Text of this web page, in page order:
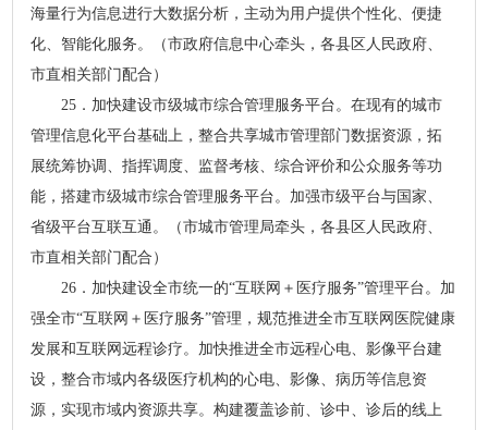
海量行为信息进行大数据分析，主动为用户提供个性化、便捷
化、智能化服务。（市政府信息中心牵头，各县区人民政府、
市直相关部门配合）
25．加快建设市级城市综合管理服务平台。在现有的城市
管理信息化平台基础上，整合共享城市管理部门数据资源，拓
展统筹协调、指挥调度、监督考核、综合评价和公众服务等功
能，搭建市级城市综合管理服务平台。加强市级平台与国家、
省级平台互联互通。（市城市管理局牵头，各县区人民政府、
市直相关部门配合）
26．加快建设全市统一的“互联网＋医疗服务”管理平台。加
强全市“互联网＋医疗服务”管理，规范推进全市互联网医院健康
发展和互联网远程诊疗。加快推进全市远程心电、影像平台建
设，整合市域内各级医疗机构的心电、影像、病历等信息资
源，实现市域内资源共享。构建覆盖诊前、诊中、诊后的线上